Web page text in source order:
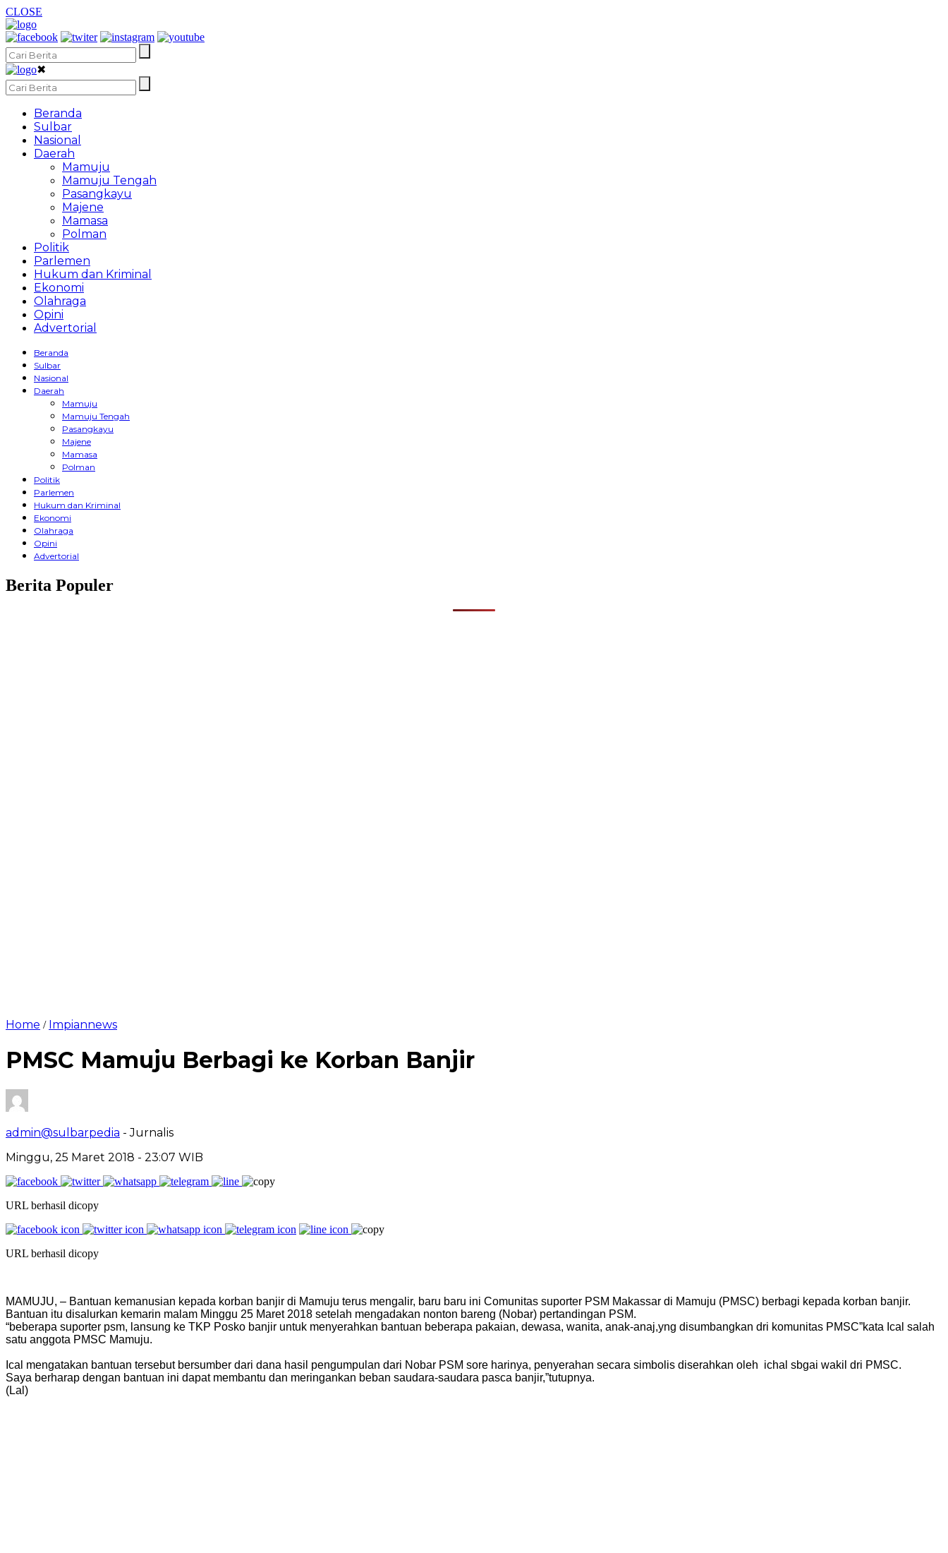
CLOSE
✖
Beranda
Sulbar
Nasional
Daerah
Mamuju
Mamuju Tengah
Pasangkayu
Majene
Mamasa
Polman
Politik
Parlemen
Hukum dan Kriminal
Ekonomi
Olahraga
Opini
Advertorial
Beranda
Sulbar
Nasional
Daerah
Mamuju
Mamuju Tengah
Pasangkayu
Majene
Mamasa
Polman
Politik
Parlemen
Hukum dan Kriminal
Ekonomi
Olahraga
Opini
Advertorial
Berita Populer
Home / Impiannews
PMSC Mamuju Berbagi ke Korban Banjir
admin@sulbarpedia - Jurnalis
Minggu, 25 Maret 2018 - 23:07 WIB
URL berhasil dicopy
URL berhasil dicopy
MAMUJU, – Bantuan kemanusian kepada korban banjir di Mamuju terus mengalir, baru baru ini Comunitas suporter PSM Makassar di Mamuju (PMSC) berbagi kepada korban banjir.
Bantuan itu disalurkan kemarin malam Minggu 25 Maret 2018 setelah mengadakan nonton bareng (Nobar) pertandingan PSM.
“beberapa suporter psm, lansung ke TKP Posko banjir untuk menyerahkan bantuan beberapa pakaian, dewasa, wanita, anak-anaj,yng disumbangkan dri komunitas PMSC”kata Ical salah
satu anggota PMSC Mamuju.
Ical mengatakan bantuan tersebut bersumber dari dana hasil pengumpulan dari Nobar PSM sore harinya, penyerahan secara simbolis diserahkan oleh ichal sbgai wakil dri PMSC.
Saya berharap dengan bantuan ini dapat membantu dan meringankan beban saudara-saudara pasca banjir,”tutupnya.
(Lal)